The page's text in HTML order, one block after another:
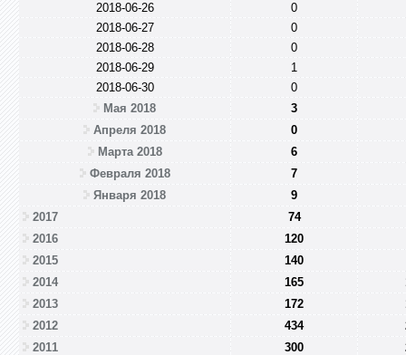
2018-06-26
0
2018-06-27
0
2018-06-28
0
2018-06-29
1
2018-06-30
0
Мая 2018
3
Апреля 2018
0
Марта 2018
6
Февраля 2018
7
Января 2018
9
2017
74
2016
120
2015
140
2014
165
2013
172
2012
434
2011
300